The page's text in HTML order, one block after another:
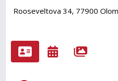
Rooseveltova 34, 77900